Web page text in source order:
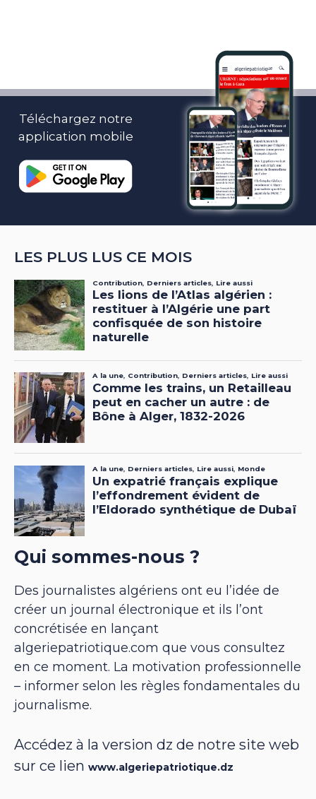
Téléchargez notre
application mobile
LES PLUS LUS CE MOIS
Qui sommes-nous ?
Des journalistes algériens ont eu l’idée de
créer un journal électronique et ils l’ont
concrétisée en lançant
algeriepatriotique.com que vous consultez
en ce moment. La motivation professionnelle
– informer selon les règles fondamentales du
journalisme.
Accédez à la version dz de notre site web
sur ce lien www.algeriepatriotique.dz